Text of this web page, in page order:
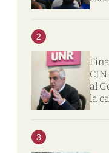
2
al
la
3